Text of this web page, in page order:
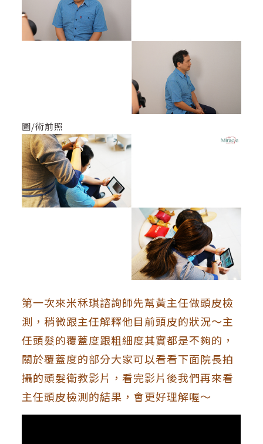
圖/術前照
第一次來米秝琪諮詢師先幫黃主任做頭皮檢
測，稍微跟主任解釋他目前頭皮的狀況～主
任頭髮的覆蓋度跟粗細度其實都是不夠的，
關於覆蓋度的部分大家可以看看下面院長拍
攝的頭髮衛教影片，看完影片後我們再來看
主任頭皮檢測的結果，會更好理解喔～